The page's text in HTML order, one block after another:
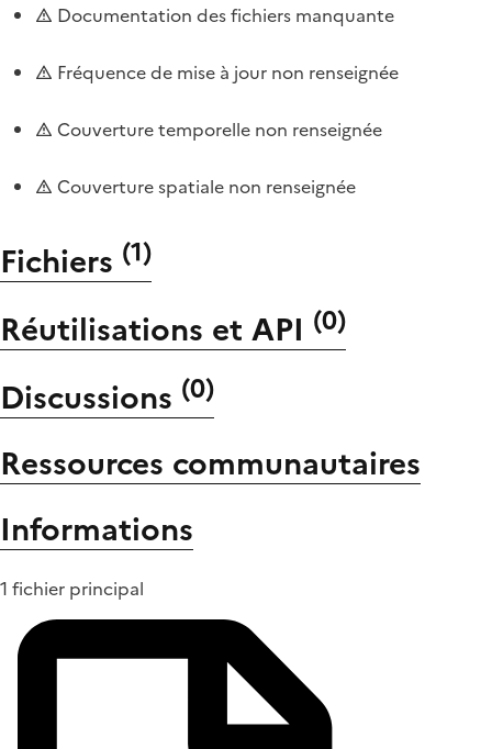
Documentation des fichiers manquante
Fréquence de mise à jour non renseignée
Couverture temporelle non renseignée
Couverture spatiale non renseignée
Fichiers (1)
Réutilisations et API (0)
Discussions (0)
Ressources communautaires
Informations
1 fichier principal